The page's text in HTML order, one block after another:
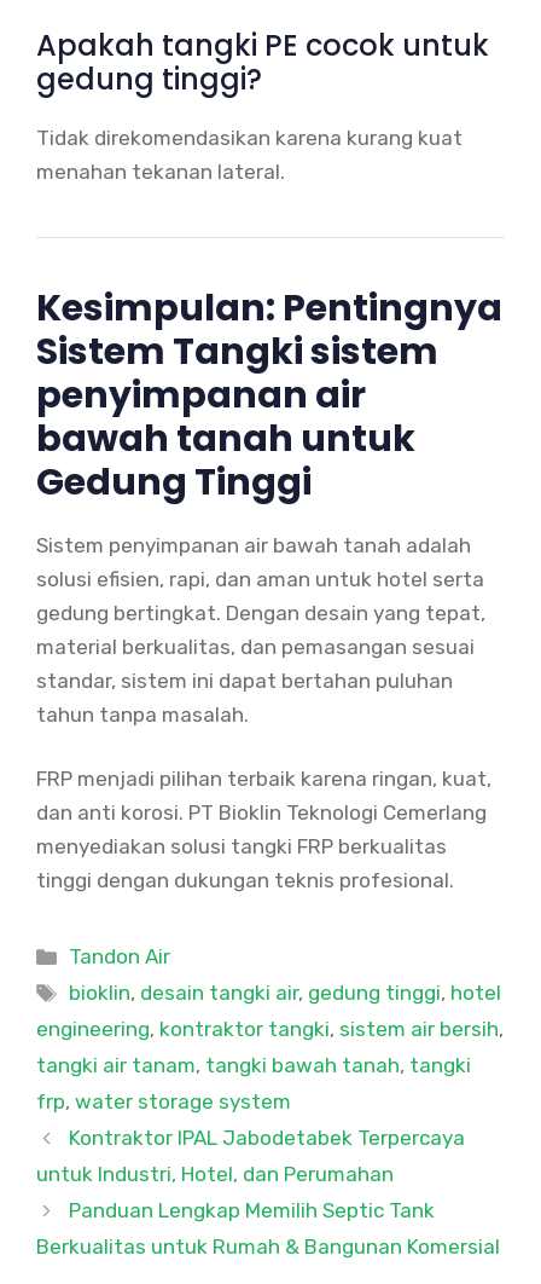
Apakah tangki PE cocok untuk
gedung tinggi?
Tidak direkomendasikan karena kurang kuat
menahan tekanan lateral.
Kesimpulan: Pentingnya
Sistem Tangki sistem
penyimpanan air
bawah tanah untuk
Gedung Tinggi
Sistem penyimpanan air bawah tanah adalah
solusi efisien, rapi, dan aman untuk hotel serta
gedung bertingkat. Dengan desain yang tepat,
material berkualitas, dan pemasangan sesuai
standar, sistem ini dapat bertahan puluhan
tahun tanpa masalah.
FRP menjadi pilihan terbaik karena ringan, kuat,
dan anti korosi. PT Bioklin Teknologi Cemerlang
menyediakan solusi tangki FRP berkualitas
tinggi dengan dukungan teknis profesional.
Categories
Tandon Air
Tags
bioklin, desain tangki air, gedung tinggi, hotel
engineering, kontraktor tangki, sistem air bersih,
tangki air tanam, tangki bawah tanah, tangki
frp, water storage system
Kontraktor IPAL Jabodetabek Terpercaya
untuk Industri, Hotel, dan Perumahan
Panduan Lengkap Memilih Septic Tank
Berkualitas untuk Rumah & Bangunan Komersial